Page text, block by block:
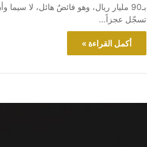
بـ90 مليار ريال، وهو فائضٌ هائل، لا سيما
تسجّل عجزاً…
أكمل القراءة »